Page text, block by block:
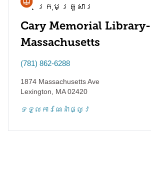
ក្រុមគ្រួសារ
Cary Memorial Library-
Massachusetts
(781) 862-6288
1874 Massachusetts Ave
Lexington
MA02420
ទទួល​ការណែនាំ​ផ្លូវ